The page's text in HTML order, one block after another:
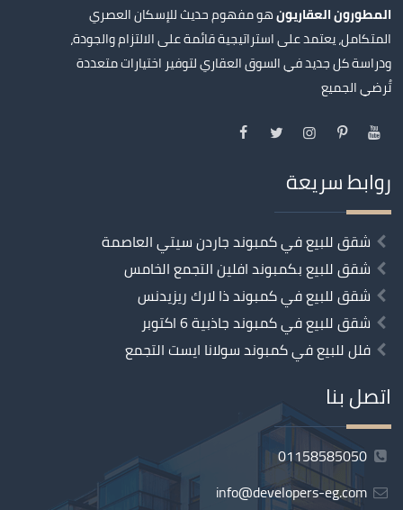
المطورون العقاريونهو مفهوم حديث للإسكان العصري
المتكامل، يعتمد على استراتيجية قائمة على الالتزام والجودة،
ودراسة كل جديد في السوق العقاري لتوفير اختيارات متعددة
تُرضي الجميع
روابط سريعة
شقق للبيع في كمبوند جاردن سيتي العاصمة
شقق للبيع بكمبوند افلين التجمع الخامس
شقق للبيع في كمبوند ذا لارك ريزيدنس
شقق للبيع في كمبوند جاذبية 6 اكتوبر
فلل للبيع في كمبوند سولانا ايست التجمع
اتصل بنا